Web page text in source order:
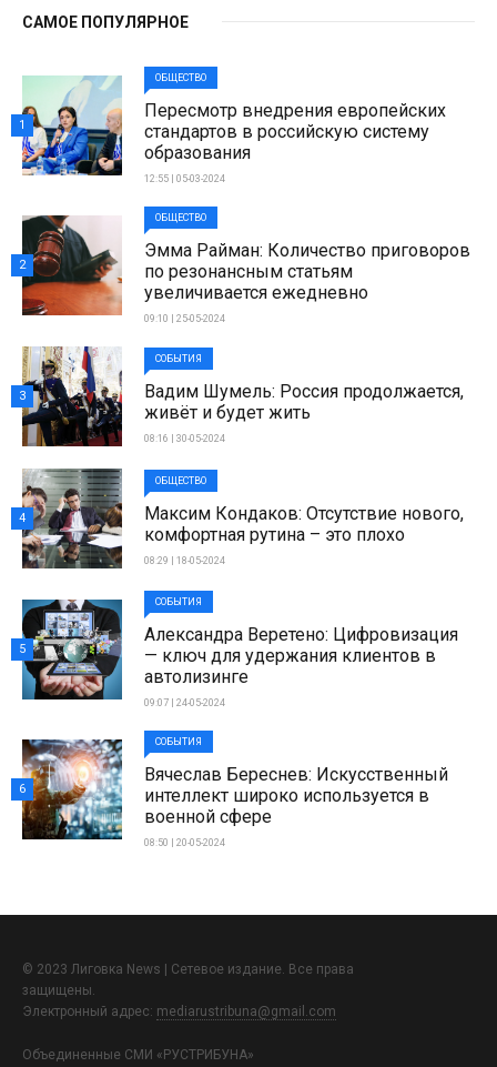
САМОЕ ПОПУЛЯРНОЕ
ОБЩЕСТВО
Пересмотр внедрения европейских
стандартов в российскую систему
образования
12:55 | 05-03-2024
1
ОБЩЕСТВО
Эмма Райман: Количество приговоров
по резонансным статьям
увеличивается ежедневно
09:10 | 25-05-2024
2
СОБЫТИЯ
Вадим Шумель: Россия продолжается,
живёт и будет жить
08:16 | 30-05-2024
3
ОБЩЕСТВО
Максим Кондаков: Отсутствие нового,
комфортная рутина – это плохо
08:29 | 18-05-2024
4
СОБЫТИЯ
Александра Веретено: Цифровизация
— ключ для удержания клиентов в
автолизинге
09:07 | 24-05-2024
5
СОБЫТИЯ
Вячеслав Береснев: Искусственный
интеллект широко используется в
военной сфере
08:50 | 20-05-2024
6
© 2023 Лиговка News | Сетевое издание. Все права
защищены.
Электронный адрес: mediarustribuna@gmail.com
Объединенные СМИ «РУСТРИБУНА»